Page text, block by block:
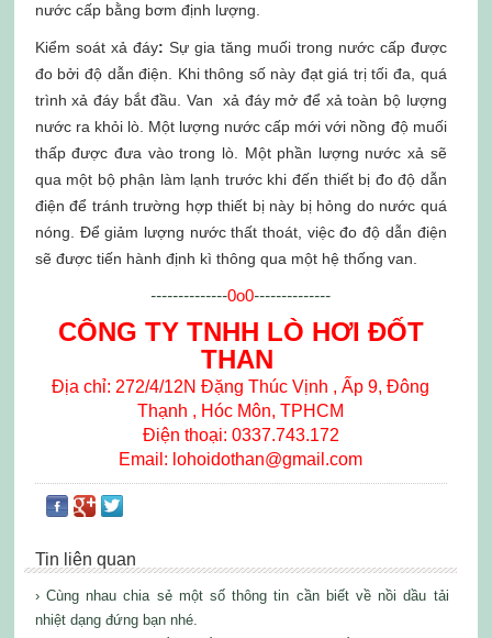
nước cấp bằng bơm định lượng.
Kiểm soát xả đáy: Sự gia tăng muối trong nước cấp được
đo bởi độ dẫn điện. Khi thông số này đạt giá trị tối đa, quá
trình xả đáy bắt đầu. Van xả đáy mở để xả toàn bộ lượng
nước ra khỏi lò. Một lượng nước cấp mới với nồng độ muối
thấp được đưa vào trong lò. Một phần lượng nước xả sẽ
qua một bộ phận làm lạnh trước khi đến thiết bị đo độ dẫn
điện để tránh trường hợp thiết bị này bị hỏng do nước quá
nóng. Để giảm lượng nước thất thoát, việc đo độ dẫn điện
sẽ được tiến hành định kì thông qua một hệ thống van.
--------------0o0--------------
CÔNG TY TNHH LÒ HƠI ĐỐT
THAN
Địa chỉ: 272/4/12N Đặng Thúc Vịnh , Ấp 9, Đông
Thạnh , Hóc Môn, TPHCM
Điện thoại: 0337.743.172
Email: lohoidothan@gmail.com
Tin liên quan
› Cùng nhau chia sẻ một số thông tin cần biết về nồi dầu tải
nhiệt dạng đứng bạn nhé.